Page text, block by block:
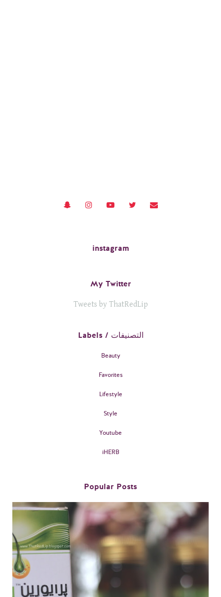
instagram
My Twitter
Tweets by ThatRedLip
Labels / التصنيفات
Beauty
Favorites
Lifestyle
Style
Youtube
iHERB
Popular Posts